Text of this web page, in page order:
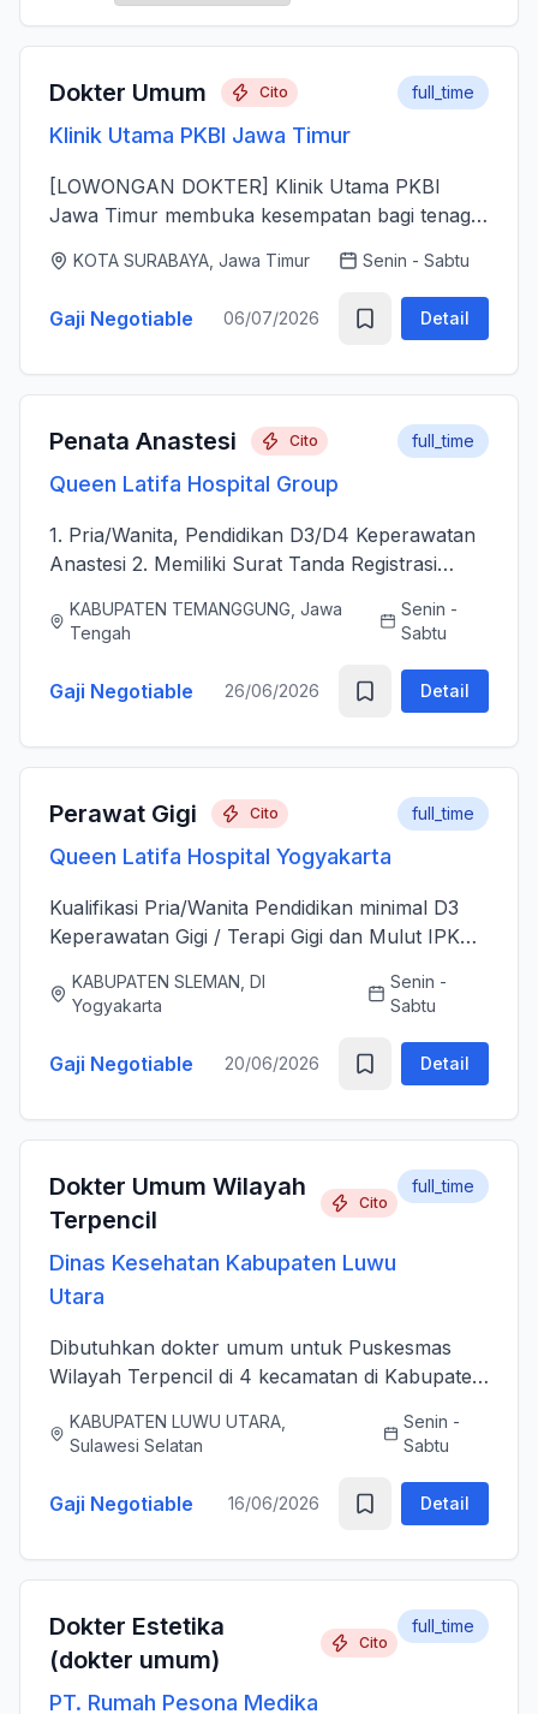
Dokter Umum Cito
Klinik Utama PKBI Jawa Timur
full_time
[LOWONGAN DOKTER] Klinik Utama PKBI
Jawa Timur membuka kesempatan bagi tenaga
memberikan layanan kesehatan bagi
masyarakat. Kami mencari dokter yang memiliki
k...
KOTA SURABAYA, Jawa Timur Senin - Sabtu
Gaji Negotiable 06/07/2026 Detail
Penata Anastesi Cito
Queen Latifa Hospital Group
full_time
1. Pria/Wanita, Pendidikan D3/D4 Keperawatan
Anastesi 2. Memiliki Surat Tanda Registrasi
kepenataan anestesi sebelum, selama, dan
sesudah Tindakan Operasi 3....
KABUPATEN TEMANGGUNG, Jawa
Tengah
Senin -
Sabtu
Gaji Negotiable 26/06/2026 Detail
Perawat Gigi Cito
Queen Latifa Hospital Yogyakarta
full_time
Kualifikasi Pria/Wanita Pendidikan minimal D3
Keperawatan Gigi / Terapi Gigi dan Mulut IPK
(STR) yang masih aktif Memiliki ijazah dan
sertifikat pendu...
KABUPATEN SLEMAN, DI
Yogyakarta
Senin -
Sabtu
Gaji Negotiable 20/06/2026 Detail
Dokter Umum Wilayah
Terpencil
Cito
Dinas Kesehatan Kabupaten Luwu
Utara
full_time
Dibutuhkan dokter umum untuk Puskesmas
Wilayah Terpencil di 4 kecamatan di Kabupaten
KABUPATEN LUWU UTARA,
Sulawesi Selatan
Senin -
Sabtu
Gaji Negotiable 16/06/2026 Detail
Dokter Estetika
(dokter umum)
Cito
PT. Rumah Pesona Medika
full_time